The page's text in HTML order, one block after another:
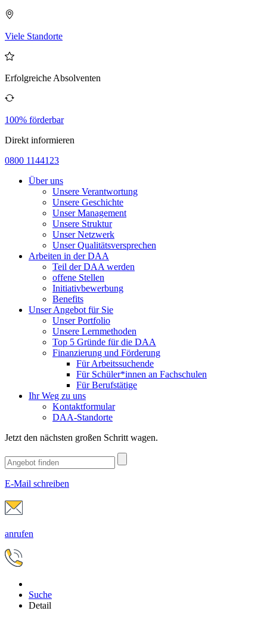
Viele Standorte
Erfolgreiche Absolventen
100% förderbar
Direkt informieren
0800 1144123
Über uns
Unsere Verantwortung
Unsere Geschichte
Unser Management
Unsere Struktur
Unser Netzwerk
Unser Qualitätsversprechen
Arbeiten in der DAA
Teil der DAA werden
offene Stellen
Initiativbewerbung
Benefits
Unser Angebot für Sie
Unser Portfolio
Unsere Lernmethoden
Top 5 Gründe für die DAA
Finanzierung und Förderung
Für Arbeitssuchende
Für Schüler*innen an Fachschulen
Für Berufstätige
Ihr Weg zu uns
Kontaktformular
DAA-Standorte
Jetzt den nächsten großen Schritt wagen.
E-Mail schreiben
anrufen
Suche
Detail